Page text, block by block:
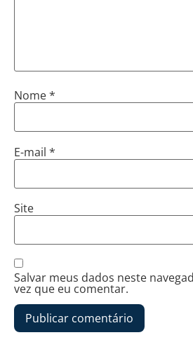
Nome*
E-mail *
Site
Salvar meus dados neste
vez que eu comentar.